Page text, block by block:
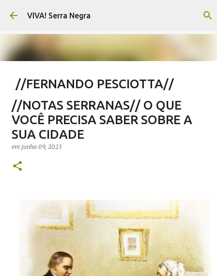
Pular para o conteúdo principal
VIVA! Serra Negra
//FERNANDO PESCIOTTA//
Encurtando caminho
em agosto 06, 2026 FERNANDO PESCIOTTA
0
//NOTAS SERRANAS// O QUE
VOCÊ PRECISA SABER SOBRE A
SUA CIDADE
em junho 09, 2023